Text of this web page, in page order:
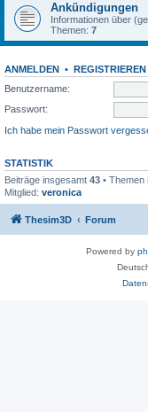
Ankündigungen
Informationen über
Themen: 7
ANMELDEN • REGISTRIEREN
Benutzername:
Passwort:
Ich habe mein Passwort
STATISTIK
Beiträge insgesamt 43 • Themen
Mitglied: veronica
Thesim3D Forum
Powered by